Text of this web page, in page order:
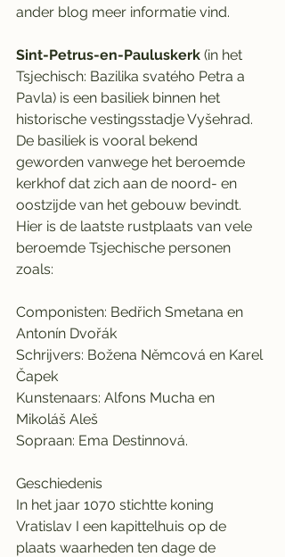
ander blog meer informatie vind.
Sint-Petrus-en-Pauluskerk (in het
Tsjechisch: Bazilika svatého Petra a
Pavla) is een basiliek binnen het
historische vestingsstadje Vyšehrad.
De basiliek is vooral bekend
geworden vanwege het beroemde
kerkhof dat zich aan de noord- en
oostzijde van het gebouw bevindt.
Hier is de laatste rustplaats van vele
beroemde Tsjechische personen
zoals:
Componisten: Bedřich Smetana en
Antonín Dvořák
Schrijvers: Božena Němcová en Karel
Čapek
Kunstenaars: Alfons Mucha en
Mikoláš Aleš
Sopraan: Ema Destinnová.
Geschiedenis
In het jaar 1070 stichtte koning
Vratislav I een kapittelhuis op de
plaats waarheden ten dage de